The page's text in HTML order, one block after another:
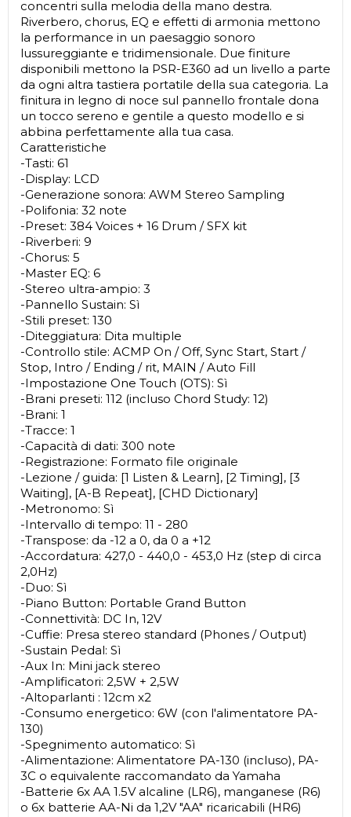
concentri sulla melodia della mano destra.
Riverbero, chorus, EQ e effetti di armonia mettono
la performance in un paesaggio sonoro
lussureggiante e tridimensionale. Due finiture
disponibili mettono la PSR-E360 ad un livello a parte
da ogni altra tastiera portatile della sua categoria. La
finitura in legno di noce sul pannello frontale dona
un tocco sereno e gentile a questo modello e si
abbina perfettamente alla tua casa.
Caratteristiche
-Tasti: 61
-Display: LCD
-Generazione sonora: AWM Stereo Sampling
-Polifonia: 32 note
-Preset: 384 Voices + 16 Drum / SFX kit
-Riverberi: 9
-Chorus: 5
-Master EQ: 6
-Stereo ultra-ampio: 3
-Pannello Sustain: Sì
-Stili preset: 130
-Diteggiatura: Dita multiple
-Controllo stile: ACMP On / Off, Sync Start, Start /
Stop, Intro / Ending / rit, MAIN / Auto Fill
-Impostazione One Touch (OTS): Sì
-Brani preseti: 112 (incluso Chord Study: 12)
-Brani: 1
-Tracce: 1
-Capacità di dati: 300 note
-Registrazione: Formato file originale
-Lezione / guida: [1 Listen & Learn], [2 Timing], [3
Waiting], [A-B Repeat], [CHD Dictionary]
-Metronomo: Sì
-Intervallo di tempo: 11 - 280
-Transpose: da -12 a 0, da 0 a +12
-Accordatura: 427,0 - 440,0 - 453,0 Hz (step di circa
2,0Hz)
-Duo: Sì
-Piano Button: Portable Grand Button
-Connettività: DC In, 12V
-Cuffie: Presa stereo standard (Phones / Output)
-Sustain Pedal: Sì
-Aux In: Mini jack stereo
-Amplificatori: 2,5W + 2,5W
-Altoparlanti : 12cm x2
-Consumo energetico: 6W (con l'alimentatore PA-
130)
-Spegnimento automatico: Sì
-Alimentazione: Alimentatore PA-130 (incluso), PA-
3C o equivalente raccomandato da Yamaha
-Batterie 6x AA 1.5V alcaline (LR6), manganese (R6)
o 6x batterie AA-Ni da 1,2V "AA" ricaricabili (HR6)